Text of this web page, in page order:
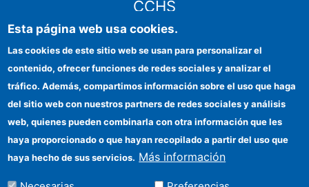
CCHS
Identidad institucional
Ayudas FEDER
Organismos financiadores
Contacto
Esta página web usa cookies.
Las cookies de este sitio web se usan para personalizar el
contenido, ofrecer funciones de redes sociales y analizar el
tráfico. Además, compartimos información sobre el uso que haga
del sitio web con nuestros partners de redes sociales y análisis
web, quienes pueden combinarla con otra información que les
haya proporcionado o que hayan recopilado a partir del uso que
haya hecho de sus servicios. Más información